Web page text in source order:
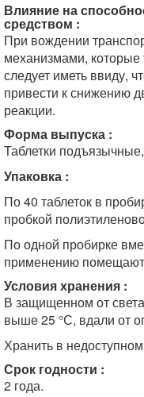
Влияние на
средством :
При вождении
механизмами,
следует иметь ввиду,
привести к снижению
реакции.
Форма выпуска :
Таблетки
Упаковка :
По 40 таблеток в
пробкой
По одной пробирке
применению помещают
Условия хранения :
В защищенном от
выше 25 °С, вдали от
Хранить в
Срок годности :
2 года.